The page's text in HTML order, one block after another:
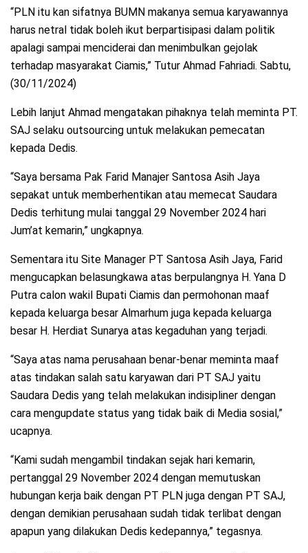
“PLN itu kan sifatnya BUMN makanya semua karyawannya
harus netral tidak boleh ikut berpartisipasi dalam politik
apalagi sampai menciderai dan menimbulkan gejolak
terhadap masyarakat Ciamis,” Tutur Ahmad Fahriadi. Sabtu,
(30/11/2024)
Lebih lanjut Ahmad mengatakan pihaknya telah meminta PT.
SAJ selaku outsourcing untuk melakukan pemecatan
kepada Dedis.
“Saya bersama Pak Farid Manajer Santosa Asih Jaya
sepakat untuk memberhentikan atau memecat Saudara
Dedis terhitung mulai tanggal 29 November 2024 hari
Jum’at kemarin,” ungkapnya.
Sementara itu Site Manager PT Santosa Asih Jaya, Farid
mengucapkan belasungkawa atas berpulangnya H. Yana D
Putra calon wakil Bupati Ciamis dan permohonan maaf
kepada keluarga besar Almarhum juga kepada keluarga
besar H. Herdiat Sunarya atas kegaduhan yang terjadi.
“Saya atas nama perusahaan benar-benar meminta maaf
atas tindakan salah satu karyawan dari PT SAJ yaitu
Saudara Dedis yang telah melakukan indisipliner dengan
cara mengupdate status yang tidak baik di Media sosial,”
ucapnya.
“Kami sudah mengambil tindakan sejak hari kemarin,
pertanggal 29 November 2024 dengan memutuskan
hubungan kerja baik dengan PT PLN juga dengan PT SAJ,
dengan demikian perusahaan sudah tidak terlibat dengan
apapun yang dilakukan Dedis kedepannya,” tegasnya.